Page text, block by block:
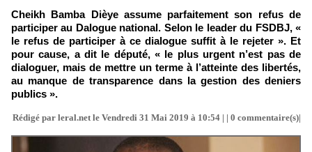
Cheikh Bamba Dièye assume parfaitement son refus de
participer au Dalogue national. Selon le leader du FSDBJ, «
le refus de participer à ce dialogue suffit à le rejeter ». Et
pour cause, a dit le député, « le plus urgent n’est pas de
dialoguer, mais de mettre un terme à l’atteinte des libertés,
au manque de transparence dans la gestion des deniers
publics ».
Rédigé par leral.net le Vendredi 31 Mai 2019 à 10:54 | | 0 commentaire(s)|